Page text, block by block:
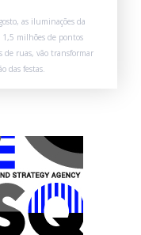
as iluminações da
1,5 milhões de pontos
ruas, vão transformar
das festas.